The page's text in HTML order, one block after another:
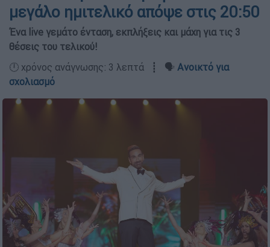
μεγάλο ημιτελικό απόψε στις 20:50
Ένα live γεμάτο ένταση, εκπλήξεις και μάχη για τις 3
θέσεις του τελικού!
🕛 χρόνος ανάγνωσης: 3 λεπτά ┋ 🗣️ Ανοικτό για
σχολιασμό